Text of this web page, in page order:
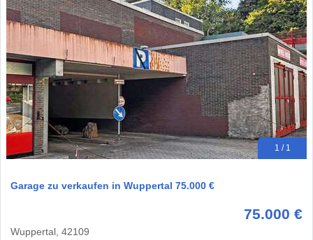
1 / 1
Garage zu verkaufen in Wuppertal 75.000 €
75.000 €
Wuppertal, 42109